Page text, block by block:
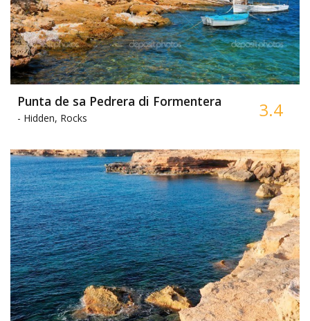
Punta de sa Pedrera di Formentera
- Hidden, Rocks 3.4